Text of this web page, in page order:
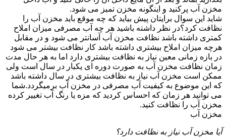
مخزن آب پرکنید و اینگونه مخزن تمیز می شود.
شاید این سوال برایتان پیش بیاید که چه موقع باید مخزن آب را
نظافت کرد؟در نظر داشته باشید هر چه آب مصرفی میزان املاح
کمتری داشته باشد نظافت مخزن آب آسانتر می شود و در مقابل
هرچه میزان املاح بیشتری داشته باشد کار نظافت بیشتر می شود
در بازه زمانی معین نیاز به نظافت بیشتری دارد اما به هر حال مدت
زمان نظافت مخزن آب به صورت دوره ای یکبار در سال است ولی
ممکن است مخزن آب نیاز به نظافت بیشتری در سال داشته باشد
که این موضوع به کیفیت آب مصرفی در مخزن آب برمیگردد.شما
می توانید هر زمان که احساس کردید که مزه یا رنگ آب تغییر کرده
مخزن آب را نظافت کنید.
مخزن آب
آیا مخزن آب نیاز به نظافت دارد؟